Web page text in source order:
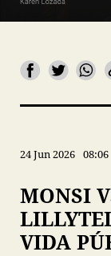
24 Jun 2026 08:06
MONSI
VIDA